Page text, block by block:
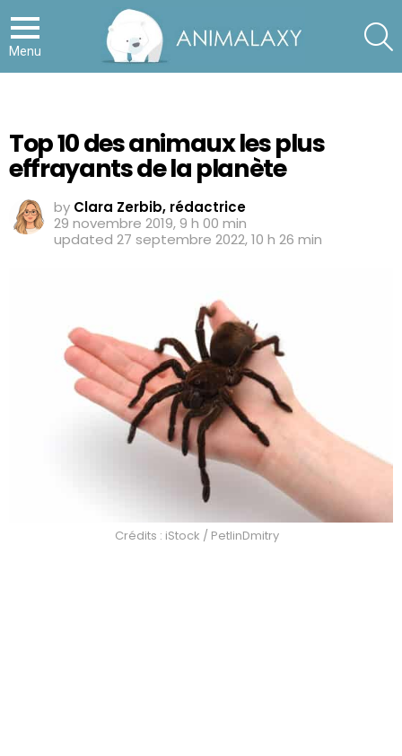
Menu
Top 10 des animaux les plus
effrayants de la planète
by Clara Zerbib, rédactrice
29 novembre 2019, 9 h 00 min
updated 27 septembre 2022, 10 h 26 min
Crédits : iStock / PetlinDmitry